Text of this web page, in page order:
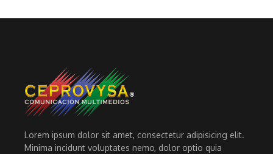
Lorem ipsum dolor sit amet, consectetur adipisicing elit.
Minima incidunt voluptates nemo, dolor optio quia